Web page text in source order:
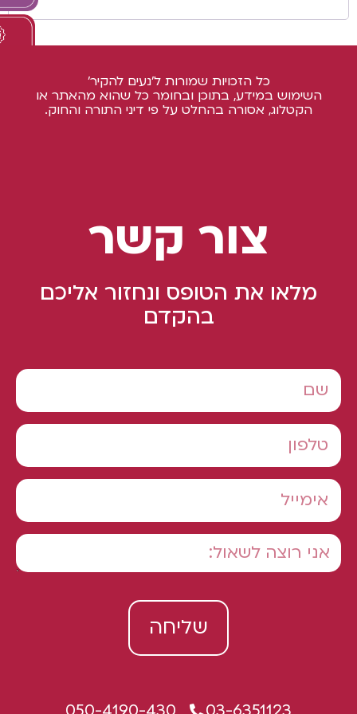
כל הזכויות שמורות ל'נעים להקיר'
השימוש במידע, בתוכן ובחומר כל שהוא מהאתר או
הקטלוג, אסורה בהחלט על פי דיני התורה והחוק.
צור קשר
מלאו את הטופס ונחזור אליכם
בהקדם
שליחה